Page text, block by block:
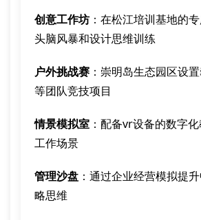
创意工作坊 ：在松江培训基地的
头脑风暴和设计思维训练
户外挑战赛 ：崇明岛生态园区设
等团队竞技项目
情景模拟室 ：配备vr设备的数字
工作场景
管理沙盘 ：通过企业经营模拟提
略思维